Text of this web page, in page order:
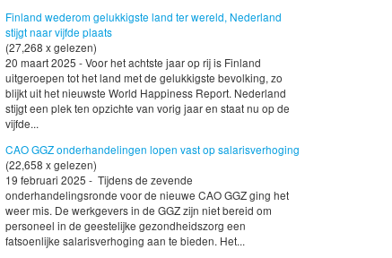
Finland wederom gelukkigste land ter wereld, Nederland
stijgt naar vijfde plaats
(27,268 x gelezen)
20 maart 2025 - Voor het achtste jaar op rij is Finland
uitgeroepen tot het land met de gelukkigste bevolking, zo
blijkt uit het nieuwste World Happiness Report. Nederland
stijgt een plek ten opzichte van vorig jaar en staat nu op de
vijfde...
CAO GGZ onderhandelingen lopen vast op salarisverhoging
(22,658 x gelezen)
19 februari 2025 - Tijdens de zevende
onderhandelingsronde voor de nieuwe CAO GGZ ging het
weer mis. De werkgevers in de GGZ zijn niet bereid om
personeel in de geestelijke gezondheidszorg een
fatsoenlijke salarisverhoging aan te bieden. Het...